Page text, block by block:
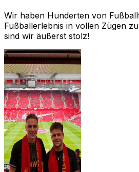
Wir haben Hunderten von
Fußballerlebnis in vollen Zügen
sind wir äußerst stolz!